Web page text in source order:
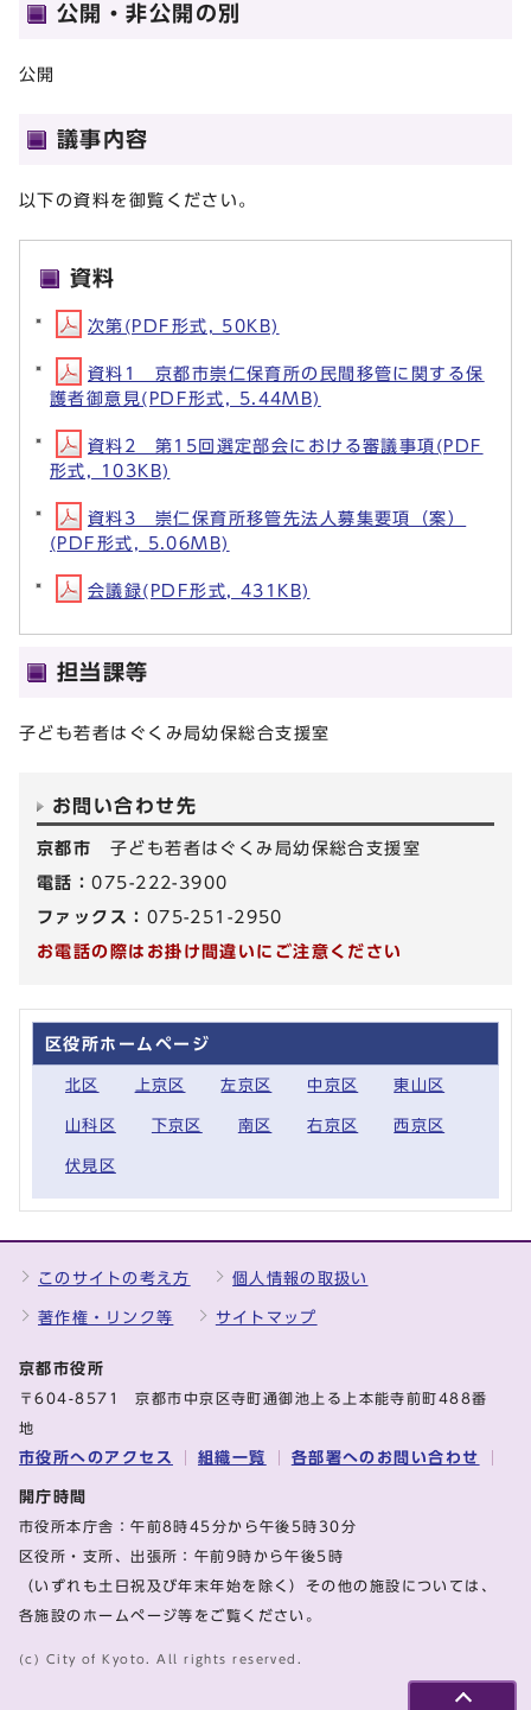
公開・非公開の別
公開
議事内容
以下の資料を御覧ください。
資料
次第(PDF形式, 50KB)
資料1 京都市崇仁保育所の民間移管に関する保
護者御意見(PDF形式, 5.44MB)
資料2 第15回選定部会における審議事項(PDF
形式, 103KB)
資料3 崇仁保育所移管先法人募集要項（案）
(PDF形式, 5.06MB)
会議録(PDF形式, 431KB)
担当課等
子ども若者はぐくみ局幼保総合支援室
お問い合わせ先
京都市 子ども若者はぐくみ局幼保総合支援室
電話：075-222-3900
ファックス： 075-251-2950
お電話の際はお掛け間違いにご注意ください
区役所ホームページ
北区 上京区 左京区 中京区 東山区
山科区 下京区 南区 右京区 西京区
伏見区
このサイトの考え方 個人情報の取扱い
著作権・リンク等 サイトマップ
京都市役所
〒604-8571 京都市中京区寺町通御池上る上本能寺前町488番
地
市役所へのアクセス 組織一覧 各部署へのお問い合わせ
開庁時間
市役所本庁舎：午前8時45分から午後5時30分
区役所・支所、出張所：午前9時から午後5時
（いずれも土日祝及び年末年始を除く）その他の施設については、
各施設のホームページ等をご覧ください。
(c) City of Kyoto. All rights reserved.